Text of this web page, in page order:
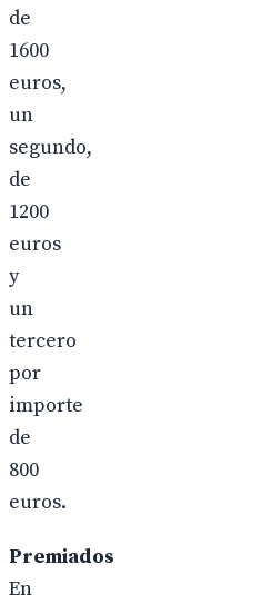
de
1600
euros,
un
segundo,
de
1200
euros
y
un
tercero
por
importe
de
800
euros.
Premiados
En